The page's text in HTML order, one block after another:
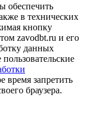
обеспечить
в технических
кнопку
zavodbt.ru и его
данных
время запретить
браузера.